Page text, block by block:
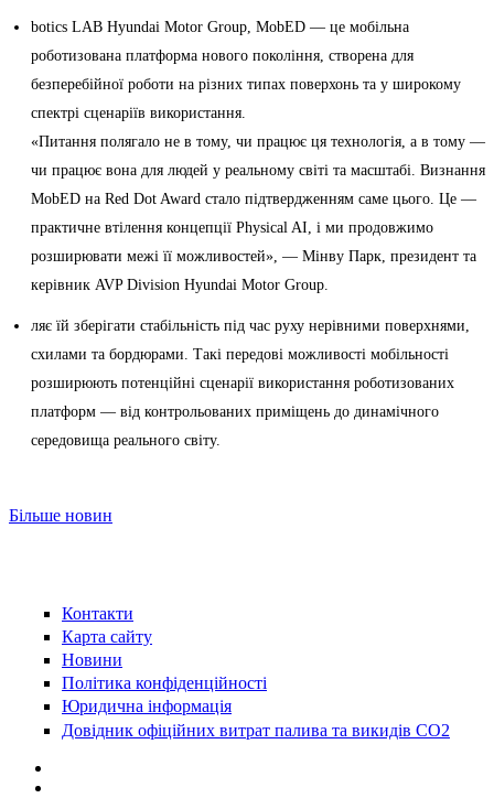
botics LAB Hyundai Motor Group, MobED — це мобільна
роботизована платформа нового покоління, створена для
безперебійної роботи на різних типах поверхонь та у широкому
спектрі сценаріїв використання.
«Питання полягало не в тому, чи працює ця технологія, а в тому —
чи працює вона для людей у реальному світі та масштабі. Визнання
MobED на Red Dot Award стало підтвердженням саме цього. Це —
практичне втілення концепції Physical AI, і ми продовжимо
розширювати межі її можливостей», — Мінву Парк, президент та
керівник AVP Division Hyundai Motor Group.
ляє їй зберігати стабільність під час руху нерівними поверхнями,
схилами та бордюрами. Такі передові можливості мобільності
розширюють потенційні сценарії використання роботизованих
платформ — від контрольованих приміщень до динамічного
середовища реального світу.
Більше новин
Контакти
Карта сайту
Новини
Політика конфіденційності
Юридична інформація
Довідник офіційних витрат палива та викидів СО2